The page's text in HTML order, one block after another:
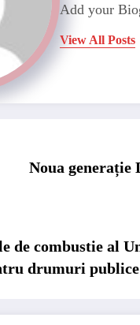
Add your
View All Posts
Noua generație
de combustie al
drumuri publice